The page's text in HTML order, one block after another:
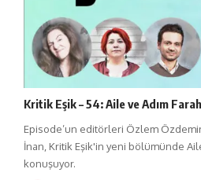
Kritik Eşik – 54: Aile ve Adım
Episode’un editörleri Özlem
İnan, Kritik Eşik'in yeni bölümünde
konuşuyor.